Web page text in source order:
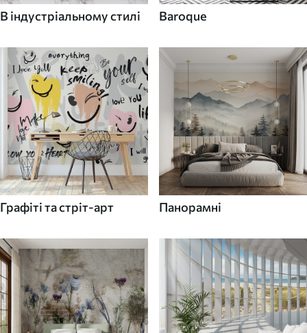
В індустріальному стилі Baroque
Графіті та стріт-арт Панорамні